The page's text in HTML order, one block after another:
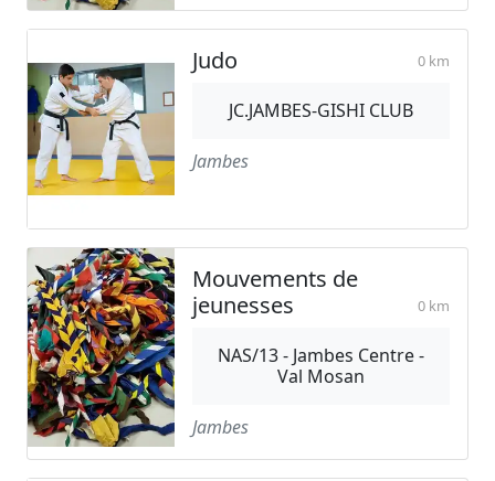
Judo 0 km
JC.JAMBES-GISHI CLUB
Jambes
Mouvements de
jeunesses
0 km
NAS/13 - Jambes Centre -
Val Mosan
Jambes